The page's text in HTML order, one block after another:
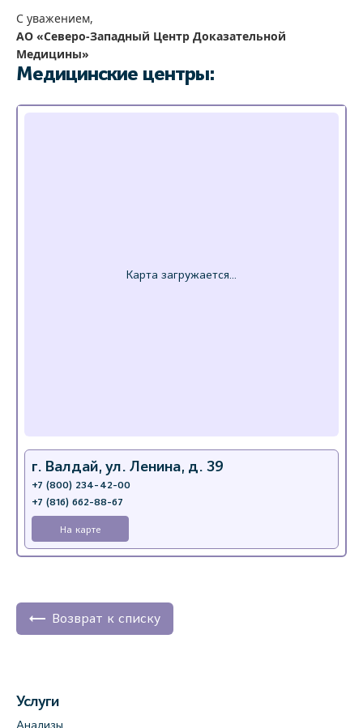
С уважением,
АО «Северо-Западный Центр Доказательной
Медицины»
Медицинские центры:
г. Валдай, ул. Ленина, д. 39
+7 (800) 234-42-00
+7 (816) 662-88-67
На карте
Возврат к списку
Услуги
Анализы